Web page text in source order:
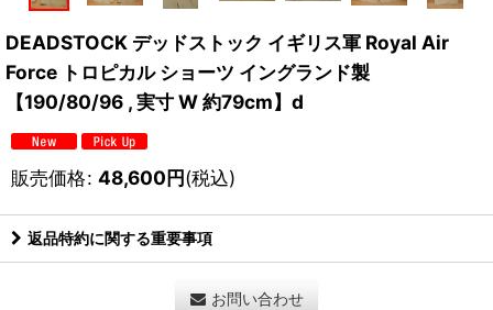
DEADSTOCK デッドストック イギリス軍 Royal Air
Force トロピカル ショーツ イングランド製
【190/80/96 , 実寸 W 約79cm】d
販売価格: 48,600円(税込)
返品特約に関する重要事項
お問い合わせ